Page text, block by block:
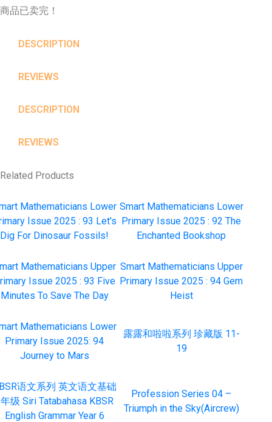
商品已卖完！
DESCRIPTION
REVIEWS
DESCRIPTION
REVIEWS
Related Products
Mathematicians Lower
Issue 2025 : 93 Let's
Dig For Dinosaur Fossils!
Smart Mathematicians Lower
Primary Issue 2025 : 92 The
Enchanted Bookshop
Mathematicians Upper
Issue 2025 : 93 Five
Minutes To Save The Day
Smart Mathematicians Upper
Primary Issue 2025 : 94 Gem
Heist
Mathematicians Lower
Primary Issue 2025: 94
Journey to Mars
露露和啦啦系列 珍藏版 11-
19
语文系列 英文语文基础
级 Siri Tatabahasa KBSR
English Grammar Year 6
Profession Series 04 –
Triumph in the Sky(Aircrew)